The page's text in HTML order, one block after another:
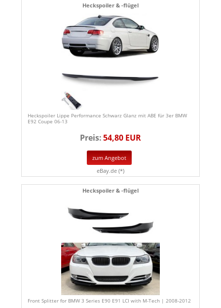
Heckspoiler & -flügel
Heckspoiler Lippe Performance Schwarz Glanz mit ABE für 3er BMW
E92 Coupe 06-13
Preis:54,80 EUR
zum Angebot
eBay.de (*)
Heckspoiler & -flügel
Front Splitter for BMW 3 Series E90 E91 LCI with M-Tech | 2008-2012